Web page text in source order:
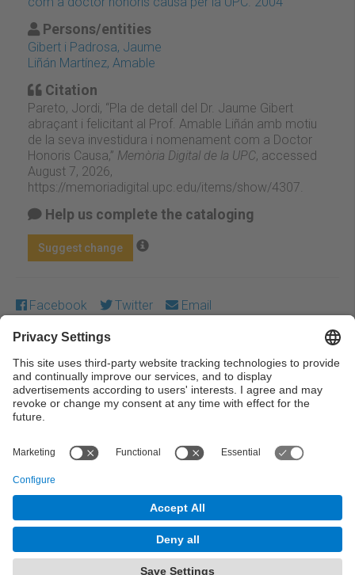
Persons/entities
Gibert i Padrosa, Jaume
Liñán Martínez, Amable
Citation
Pareto, Jordi, “Pla de detall del Dr. Jaume Gibert
abraçant i felicitant al Prof. Amable Liñán amb motiu
de la seva investidura i nomenament com a Doctor
Honoris Causa,” Memòria Digital de la UPC, accessed
August 7, 2026,
https://memoriadigital.upc.edu/items/show/4307
Help us complete the cataloging
Suggest change
Facebook Twitter Email
Except where otherwise noted, content on this work is
licensed under a Creative Commons license:Attribution-
NonCommercial-NoDerivs 3.0 Spain
© UPC Universitat Politècnica de Catalunya ·
BarcelonaTech